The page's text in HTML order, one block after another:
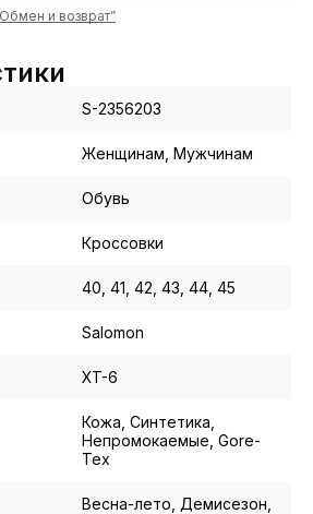
и возврат”
S-2356203
Женщинам, Мужчинам
Обувь
Кроссовки
40, 41, 42, 43, 44, 45
Salomon
XT-6
Кожа, Синтетика,
Непромокаемые, Gore-
Tex
Весна-лето, Демисезон,